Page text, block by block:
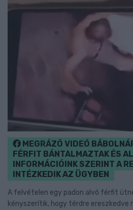
MEGRÁZÓ VIDEÓ
FÉRFIT BÁNTALMAZTAK ÉS
INFORMÁCIÓINK SZERINT A
INTÉZKEDIK AZ ÜGYBEN
A felvételen egy padon alvó férfit
kényszerítik, hogy térdre ereszkedve